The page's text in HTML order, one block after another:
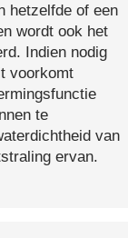
hetzelfde of een
wordt ook het
Indien nodig
voorkomt
te
van
ervan.